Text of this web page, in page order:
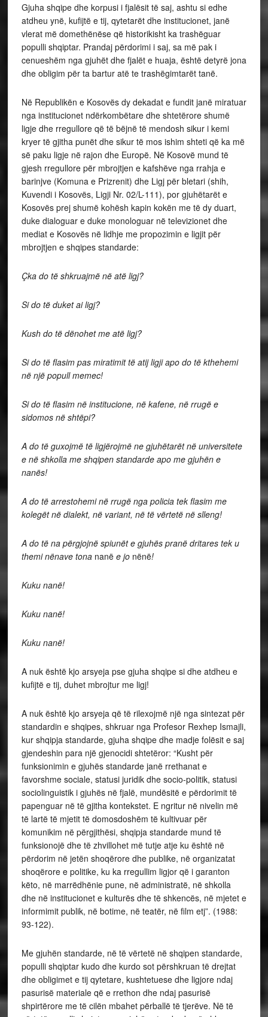
Gjuha shqipe dhe korpusi i fjalësit të saj, ashtu si edhe
atdheu ynë, kufijtë e tij, qytetarët dhe institucionet, janë
vlerat më domethënëse që historikisht ka trashëguar
populli shqiptar. Prandaj përdorimi i saj, sa më pak i
cenueshëm nga gjuhët dhe fjalët e huaja, është detyrë jona
dhe obligim për ta bartur atë te trashëgimtarët tanë.
Në Republikën e Kosovës dy dekadat e fundit janë miratuar
nga institucionet ndërkombëtare dhe shtetërore shumë
ligje dhe rregullore që të bëjnë të mendosh sikur i kemi
kryer të gjitha punët dhe sikur të mos ishim shteti që ka më
së paku ligje në rajon dhe Europë. Në Kosovë mund të
gjesh rregullore për mbrojtjen e kafshëve nga rrahja e
barinjve (Komuna e Prizrenit) dhe Ligj për bletari (shih,
Kuvendi i Kosovës, Ligji Nr. 02/L-111), por gjuhëtarët e
Kosovës prej shumë kohësh kapin kokën me të dy duart,
duke dialoguar e duke monologuar në televizionet dhe
mediat e Kosovës në lidhje me propozimin e ligjit për
mbrojtjen e shqipes standarde:
Çka do të shkruajmë në atë ligj?
Si do të duket ai ligj?
Kush do të dënohet me atë ligj?
Si do të flasim pas miratimit të atij ligji apo do të kthehemi
në një popull memec!
Si do të flasim në institucione, në kafene, në rrugë e
sidomos në shtëpi?
A do të guxojmë të ligjërojmë ne gjuhëtarët në universitete
e në shkolla me shqipen standarde apo me gjuhën e
nanës!
A do të arrestohemi në rrugë nga policia tek flasim me
kolegët në dialekt, në variant, në të vërtetë në slleng!
A do të na përgjojnë spiunët e gjuhës pranë dritares tek u
themi nënave tona nanë ejo nënë!
Kuku nanë!
Kuku nanë!
Kuku nanë!
A nuk është kjo arsyeja pse gjuha shqipe si dhe atdheu e
kufijtë e tij, duhet mbrojtur me ligj!
A nuk është kjo arsyeja që të rilexojmë një nga sintezat për
standardin e shqipes, shkruar nga Profesor Rexhep Ismajli,
kur shqipja standarde, gjuha shqipe dhe madje folësit e saj
gjendeshin para një gjenocidi shtetëror: “Kusht për
funksionimin e gjuhës standarde janë rrethanat e
favorshme sociale, statusi juridik dhe socio-politik, statusi
sociolinguistik i gjuhës në fjalë, mundësitë e përdorimit të
papenguar në të gjitha kontekstet. E ngritur në nivelin më
të lartë të mjetit të domosdoshëm të kultivuar për
komunikim në përgjithësi, shqipja standarde mund të
funksionojë dhe të zhvillohet më tutje atje ku është në
përdorim në jetën shoqërore dhe publike, në organizatat
shoqërore e politike, ku ka rregullim ligjor që i garanton
këto, në marrëdhënie pune, në administratë, në shkolla
dhe në institucionet e kulturës dhe të shkencës, në mjetet e
informimit publik, në botime, në teatër, në film etj”. (1988:
93-122).
Me gjuhën standarde, në të vërtetë në shqipen standarde,
populli shqiptar kudo dhe kurdo sot përshkruan të drejtat
dhe obligimet e tij qytetare, kushtetuese dhe ligjore ndaj
pasurisë materiale që e rrethon dhe ndaj pasurisë
shpirtërore me të cilën mbahet përballë të tjerëve. Në të